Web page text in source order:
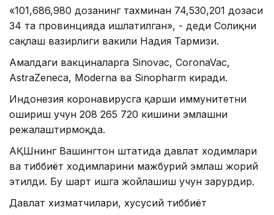
«101,686,980 дозанинг тахминан 74,530,201 дозаси
34 та провинцияда ишлатилган», - деди Соғлиқни
сақлаш вазирлиги вакили Надия Тармизи.
Амалдаги вакциналарга Sinovac, CoronaVac,
AstraZeneca, Moderna ва Sinopharm киради.
Индонезия коронавирусга қарши иммунитетни
ошириш учун 208 265 720 кишини эмлашни
режалаштирмоқда.
АҚШнинг Вашингтон штатида давлат ходимлари
ва тиббиёт ходимларини мажбурий эмлаш жорий
этилди. Бу шарт ишга жойлашиш учун зарурдир.
Давлат хизматчилари, хусусий тиббиёт